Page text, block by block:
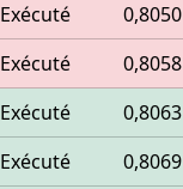
Exécuté 0,8050
Exécuté 0,8058
Exécuté 0,8063
Exécuté 0,8069